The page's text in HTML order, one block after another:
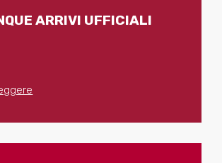
ARRIVI UFFICIALI